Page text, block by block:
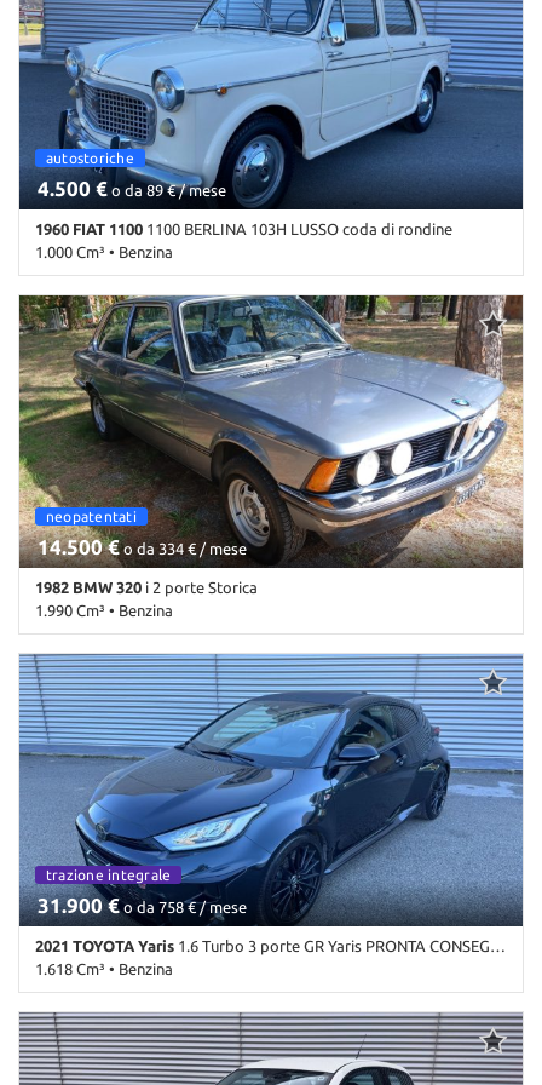
Chiusura centralizzata • Climatizzatore • Controllo trazione • ESP •
Immobilizzatore elettronico • Impianto GPL della casa • Interni in
pelle • Kit antipanne • Lettore CD • Servosterzo • Sound system •
Specchietti laterali elettrici
autostoriche
4.500 € o da 89 € / mese
1960 FIAT 1100 1100 BERLINA 103H LUSSO coda di rondine
1.000 Cm³ • Benzina
1.000 Km • Cambio Manuale • Beige pastello • 5 Porte
autostoriche neopatentati
14.500 €o da 334 € / mese
1982 BMW 320 i 2 porte Storica
1.990 Cm³ • Benzina
102.000 Km • Cambio Manuale (5) • Grigio metallizzato • 2 Porte
ordinabile trazione integrale ordinabile
31.900 €o da 758 € / mese
2021 TOYOTA Yaris 1.6 Turbo 3 porte GR Yaris PRONTA CONSEGNA
1.618 Cm³ • Benzina
45.397 Km • Cambio Manuale (6) • Nero metallizzato • 3 Porte •
ABS • Adaptive Cruise Control • Airbag • Airbag laterali • Airbag
Passeggero • Airbag posteriore • Airbag testa • Alzacristalli
elettrici • Android Auto • Apple CarPlay • Assistente abbaglianti •